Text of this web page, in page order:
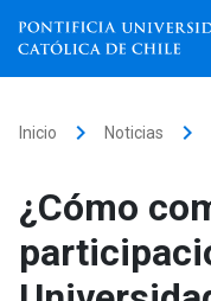
Facultades, escuelas e
institutos
Inicio keyboard_arrow_right Noticias keyboard_arrow_right
¿Cómo